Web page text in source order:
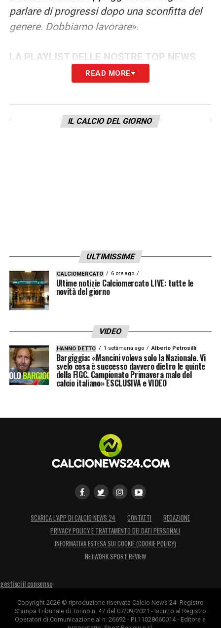
parlare di progressi dopo una sconfitta del
genere. Dobbiamo lavorare».
LA PLAYLIST DELLE NOSTRE TOP NEWS
READ MORE
IL CALCIO DEL GIORNO
ULTIMISSIME
CALCIOMERCATO 6 ore ago
Ultime notizie Calciomercato LIVE: tutte le
novità del giorno
VIDEO
HANNO DETTO 1 settimana ago Alberto Petrosilli
Bargiggia: «Mancini voleva solo la Nazionale. Vi
svelo cosa è successo davvero dietro le quinte
della FIGC. Campionato Primavera male del
calcio italiano» ESCLUSIVA e VIDEO
SCARICA L’APP DI CALCIO NEWS 24 CONTATTI
REDAZIONE
PRIVACY POLICY E TRATTAMENTO DEI DATI PERSONALI
INFORMATIVA ESTESA SUI COOKIE (COOKIE POLICY)
NETWORK SPORT REVIEW
gestisci il consenso
Copyright 2026 © riproduzione riservata Calcio News 24 -Registro
Stampa Tribunale di Torino n. 47 del 07/09/2021 - Iscritto al Registro
Operatori di Comunicazione al n. 26692 - P.I.11028660014 - Editore e